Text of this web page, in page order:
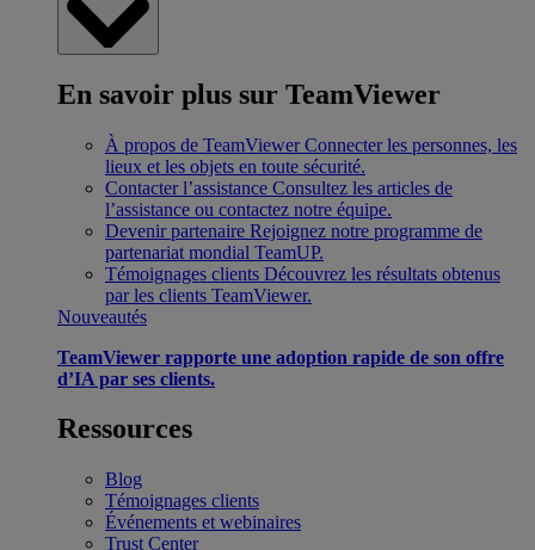
En savoir plus sur TeamViewer
À propos de TeamViewer Connecter les personnes, les
lieux et les objets en toute sécurité.
Contacter l’assistance Consultez les articles de
l’assistance ou contactez notre équipe.
Devenir partenaire Rejoignez notre programme de
partenariat mondial TeamUP.
Témoignages clients Découvrez les résultats obtenus
par les clients TeamViewer.
Nouveautés
TeamViewer rapporte une adoption rapide de son offre
d’IA par ses clients.
Ressources
Blog
Témoignages clients
Événements et webinaires
Trust Center